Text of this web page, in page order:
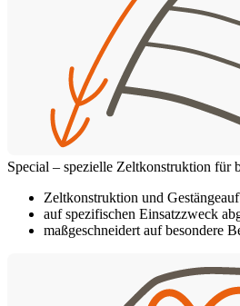
Special – spezielle Zeltkonstruktion für
Zeltkonstruktion und
auf spezifischen Einsatzzweck
maßgeschneidert auf besondere